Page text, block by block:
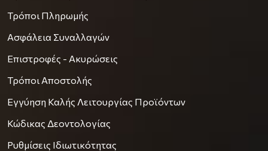
Τρόποι Πληρωμής
Ασφάλεια Συναλλαγών
Επιστροφές - Ακυρώσεις
Τρόποι Αποστολής
Εγγύηση Καλής Λειτουργίας Προϊόντων
Κώδικας Δεοντολογίας
Ρυθμίσεις Ιδιωτικότητας